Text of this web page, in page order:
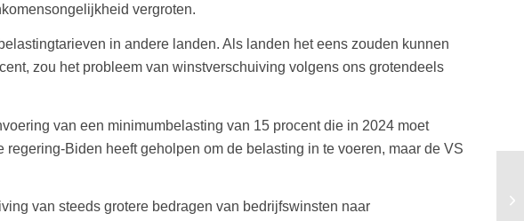
vergroten.
in andere landen. Als landen het eens zouden kunnen
zou het probleem van winstverschuiving volgens ons grotendeels
van een minimumbelasting van 15 procent die in 2024 moet
Biden heeft geholpen om de belasting in te voeren, maar de VS
van steeds grotere bedragen van bedrijfswinsten naar